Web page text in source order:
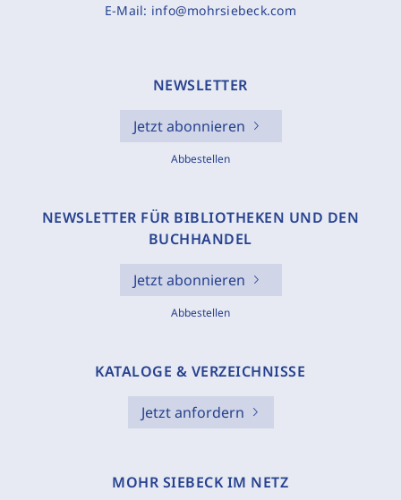
E-Mail: info@mohrsiebeck.com
NEWSLETTER
Jetzt abonnieren
Abbestellen
NEWSLETTER FÜR BIBLIOTHEKEN UND DEN
BUCHHANDEL
Jetzt abonnieren
Abbestellen
KATALOGE & VERZEICHNISSE
Jetzt anfordern
MOHR SIEBECK IM NETZ